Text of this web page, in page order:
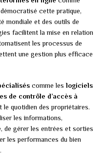
cette pratique,
mondiale et des outils de
facilitent la mise en relation
les processus de
une gestion plus efficace
comme les logiciels
de contrôle d’accès à
le quotidien des propriétaires.
les informations,
de gérer les entrées et sorties
les performances du bien